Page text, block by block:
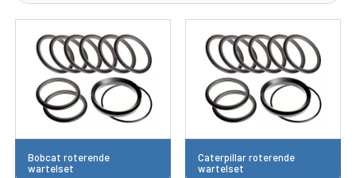
Bobcat roterende
wartelset
Caterpillar roterende
wartelset